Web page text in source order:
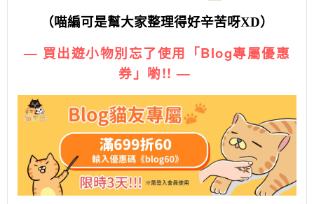
（喵編可是幫大家整理得好辛苦呀XD）
— 買出遊小物別忘了使用「Blog專屬優惠
券」喲!! —